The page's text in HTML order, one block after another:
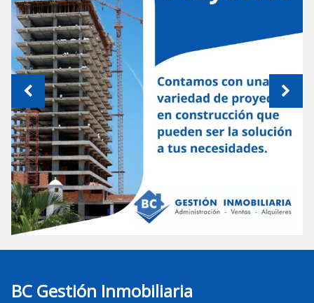
BC Gestión Inmobiliaria